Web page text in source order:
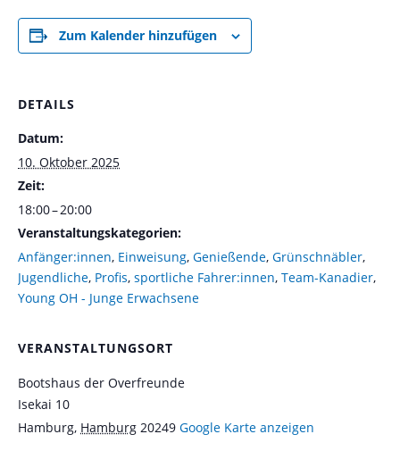
Zum Kalender hinzufügen
DETAILS
Datum:
10. Oktober 2025
Zeit:
18:00 – 20:00
Veranstaltungskategorien:
Anfänger:innen, Einweisung, Genießende, Grünschnäbler,
Jugendliche, Profis, sportliche Fahrer:innen, Team-Kanadier,
Young OH - Junge Erwachsene
VERANSTALTUNGSORT
Bootshaus der Overfreunde
Isekai 10
Hamburg, Hamburg 20249 Google Karte anzeigen